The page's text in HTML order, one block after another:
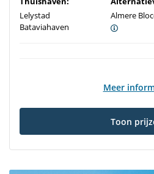
Lelystad
Bataviahaven
Almere
Meer
Toon